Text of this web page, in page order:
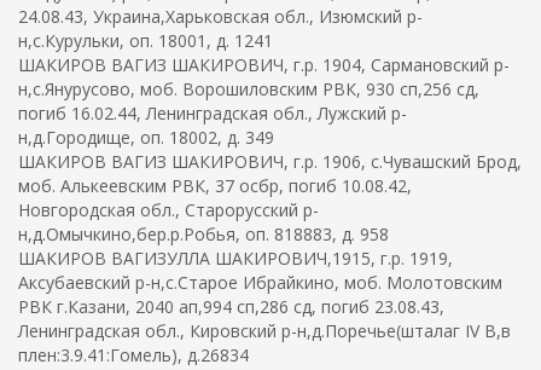
24.08.43, Украина,Харьковская обл., Изюмский р-
н,с.Курульки, оп. 18001, д. 1241
ШАКИРОВ ВАГИЗ ШАКИРОВИЧ, г.р. 1904, Сармановский р-
н,с.Янурусово, моб. Ворошиловским РВК, 930 сп,256 сд,
погиб 16.02.44, Ленинградская обл., Лужский р-
н,д.Городище, оп. 18002, д. 349
ШАКИРОВ ВАГИЗ ШАКИРОВИЧ, г.р. 1906, с.Чувашский Брод,
моб. Алькеевским РВК, 37 осбр, погиб 10.08.42,
Новгородская обл., Старорусский р-
н,д.Омычкино,бер.р.Робья, оп. 818883, д. 958
ШАКИРОВ ВАГИЗУЛЛА ШАКИРОВИЧ,1915, г.р. 1919,
Аксубаевский р-н,с.Старое Ибрайкино, моб. Молотовским
РВК г.Казани, 2040 ап,994 сп,286 сд, погиб 23.08.43,
Ленинградская обл., Кировский р-н,д.Поречье(шталаг IV B,в
плен:3.9.41:Гомель), д.26834